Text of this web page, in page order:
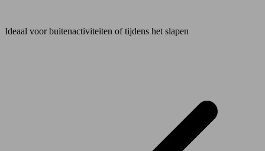
Ideaal voor buitenactiviteiten of tijdens het slapen